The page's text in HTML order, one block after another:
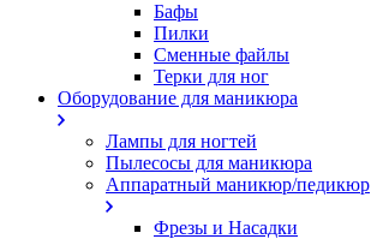
Бафы
Пилки
Сменные файлы
Терки для ног
Оборудование для маникюра
Лампы для ногтей
Пылесосы для маникюра
Аппаратный маникюр/педикюр
Фрезы и Насадки